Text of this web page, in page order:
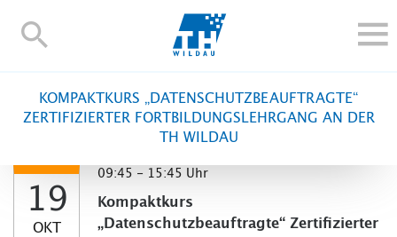
TH-
IM STUDIUM
FORSCHUNG UND TRANSFER
ALUMNI
HOCHSCHULE
INTERNATIONAL
KOMPAKTKURS „DATENSCHUTZBEAUFTRAGTE“
ZERTIFIZIERTER FORTBILDUNGSLEHRGANG AN DER
TH WILDAU
19
OKT
09:45 - 15:45 Uhr
Kompaktkurs
„Datenschutzbeauftragte“ Zertifizierter